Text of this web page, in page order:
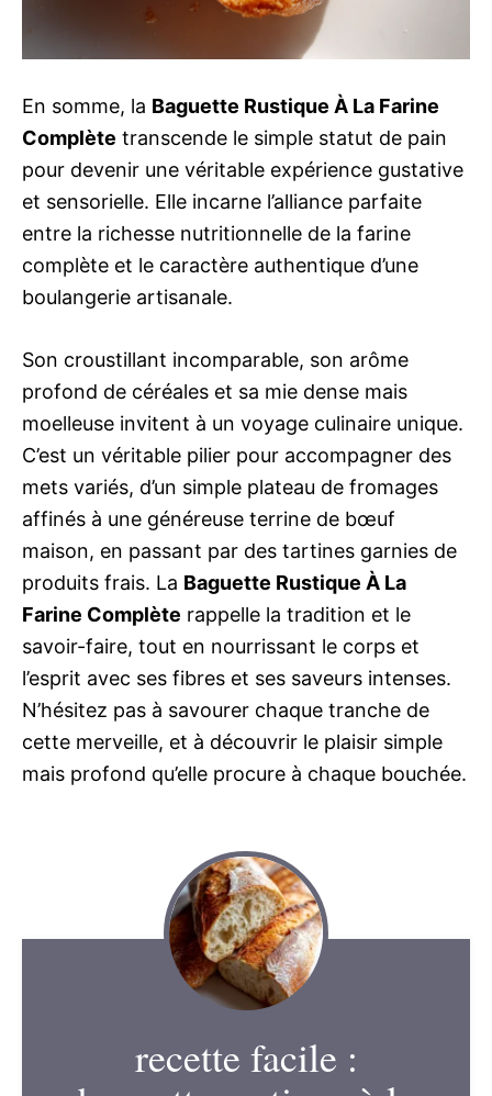
En somme, la Baguette Rustique À La Farine
Complète transcende le simple statut de pain
pour devenir une véritable expérience gustative
et sensorielle. Elle incarne l’alliance parfaite
entre la richesse nutritionnelle de la farine
complète et le caractère authentique d’une
boulangerie artisanale.
Son croustillant incomparable, son arôme
profond de céréales et sa mie dense mais
moelleuse invitent à un voyage culinaire unique.
C’est un véritable pilier pour accompagner des
mets variés, d’un simple plateau de fromages
affinés à une généreuse terrine de bœuf
maison, en passant par des tartines garnies de
produits frais. La Baguette Rustique À La
Farine Complète rappelle la tradition et le
savoir-faire, tout en nourrissant le corps et
l’esprit avec ses fibres et ses saveurs intenses.
N’hésitez pas à savourer chaque tranche de
cette merveille, et à découvrir le plaisir simple
mais profond qu’elle procure à chaque bouchée.
recette facile :